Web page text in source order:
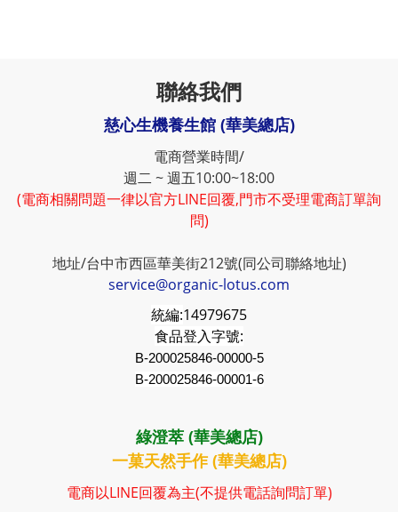
聯絡我們
慈心生機養生館 (華美總店)
電商營業時間/
週二 ~ 週五10:00~18:00
(電商相關問題一律以官方LINE回覆,門市不受理電商訂單詢
問)
地址/台中市西區華美街212號(同公司聯絡地址)
service@organic-lotus.com
統編:14979675
食品登入字號:
B-200025846-00000-5
B-200025846-00001-6
綠澄萃 (華美總店)
一菓天然手作 (華美總店)
電商以LINE回覆為主(不提供電話詢問訂單)